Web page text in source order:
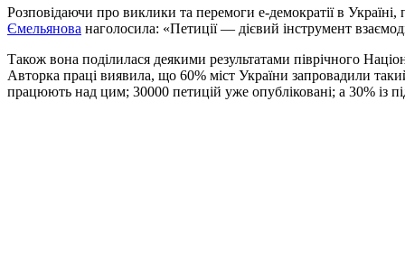
Розповідаючи про виклики та перемоги е-демократії в
Ємельянова наголосила: «Петиції — дієвий інструмент
Також вона поділилася деякими результатами піврічного
Авторка праці виявила, що 60% міст України запровадили
працюють над цим; 30000 петицій уже опубліковані; а 30% із